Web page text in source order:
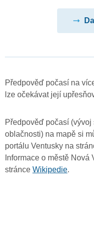
Předpověď počasí na
lze očekávat její
Předpověď počasí
oblačnosti) na mapě si
portálu Ventusky na
Informace o městě
stránce Wikipedie.